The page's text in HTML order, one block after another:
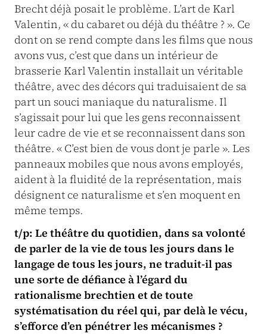
Brecht déjà posait le problème. L’art de Karl
Valentin, « du cabaret ou déjà du théâtre ? ». Ce
dont on se rend compte dans les films que nous
avons vus, c’est que dans un intérieur de
brasserie Karl Valentin installait un véritable
théâtre, avec des décors qui traduisaient de sa
part un souci maniaque du naturalisme. Il
s’agissait pour lui que les gens reconnaissent
leur cadre de vie et se reconnaissent dans son
théâtre. « C’est bien de vous dont je parle ». Les
panneaux mobiles que nous avons employés,
aident à la fluidité de la représentation, mais
désignent ce naturalisme et s’en moquent en
même temps.
t/p: Le théâtre du quotidien, dans sa volonté
de parler de la vie de tous les jours dans le
langage de tous les jours, ne traduit-il pas
une sorte de défiance à l’égard du
rationalisme brechtien et de toute
systématisation du réel qui, par delà le vécu,
s’efforce d’en pénétrer les mécanismes ?